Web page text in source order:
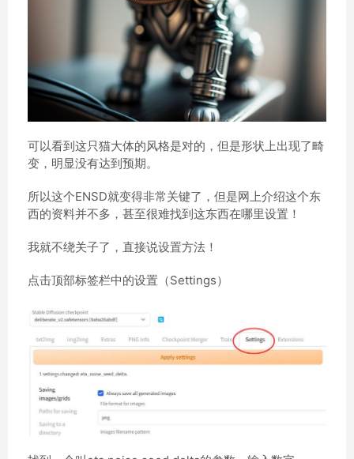
可以看到这只猫大体的风格是对的，但是形状上出现了畸
变，明显没有达到预期。
所以这个ENSD就变得非常关键了，但是网上介绍这个东
西的资料并不多，甚至很难找到这东西在哪里设置！
我就不绕关子了，直接说设置方法！
点击顶部标签栏中的设置（Settings）